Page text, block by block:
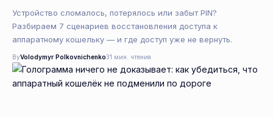
Устройство сломалось, потерялось или забыт PIN?
Разбираем 7 сценариев восстановления доступа к
аппаратному кошельку — и где доступ уже не вернуть.
ByVolodymyr Polkovnichenko31 мин. чтения